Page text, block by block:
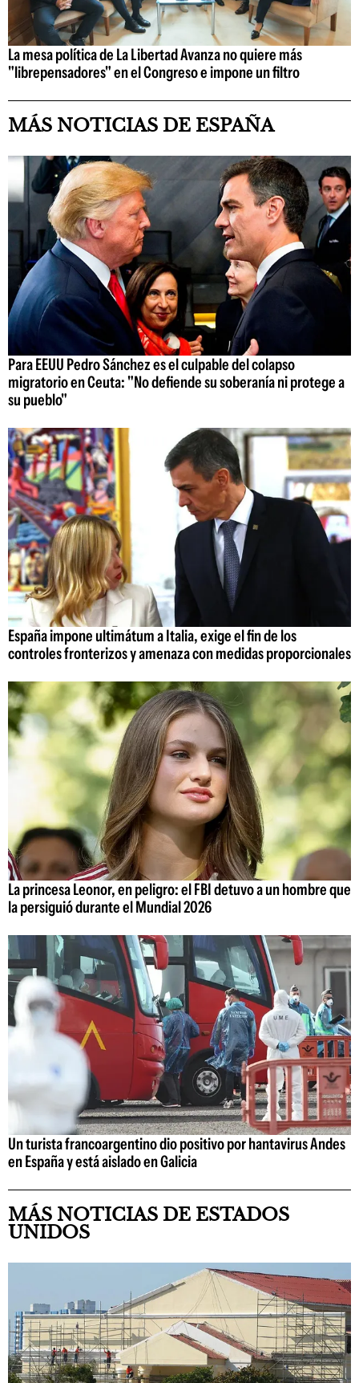
La mesa política de La Libertad Avanza no quiere más
"librepensadores" en el Congreso e impone un filtro
MÁS NOTICIAS DE ESPAÑA
Para EEUU Pedro Sánchez es el culpable del colapso
migratorio en Ceuta: "No defiende su soberanía ni protege a
su pueblo"
España impone ultimátum a Italia, exige el fin de los
controles fronterizos y amenaza con medidas proporcionales
La princesa Leonor, en peligro: el FBI detuvo a un hombre que
la persiguió durante el Mundial 2026
Un turista francoargentino dio positivo por hantavirus Andes
en España y está aislado en Galicia
MÁS NOTICIAS DE ESTADOS
UNIDOS